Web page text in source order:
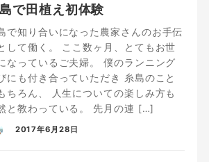
で田植え初体験
で知り合いになった農家さんのお手伝
して働く。 ここ数ヶ月、とてもお世
なっているご夫婦。 僕のランニング
にも付き合っていただき 糸島のこと
ちろん、 人生についての楽しみ方も
と教わっている。 先月の連 […]
2017年6月28日